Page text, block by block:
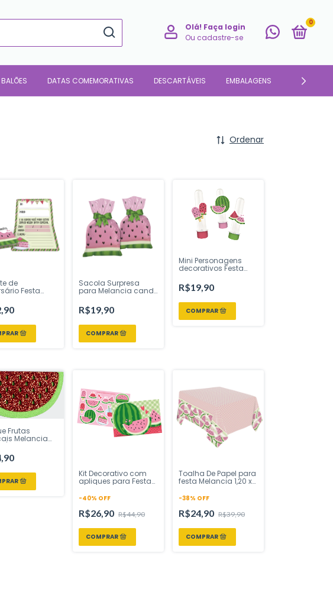
Olá! Faça login
Ou cadastre-se
0
BALÕES DATAS COMEMORATIVAS DESCARTÁVEIS EMBALAGENS PARA O LAR
Ordenar
de
Festa
Festas -
sua Festa Loja
Sacola Surpresa
para Melancia candy
R$19,90
Mini Personagens
decorativos Festa
Regina Festas -
Inspire sua Festa
R$19,90
Frutas
Melancia
Vivarte -
sua Festa Loja
Kit Decorativo com
apliques para Festa
-40% OFF
R$26,90 R$44,90
Toalha De Papel para
festa Melancia 1,20 x
Regina Festas -
-38% OFF
R$24,90 R$39,90